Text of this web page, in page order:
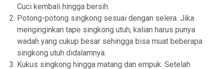
Cuci kembali hingga bersih.
Potong-potong singkong sesuai dengan selera. Jika
menginginkan tape singkong utuh, kalian harus punya
wadah yang cukup besar sehingga bisa muat beberapa
singkong utuh didalamnya.
Kukus singkong hingga matang dan empuk. Setelah